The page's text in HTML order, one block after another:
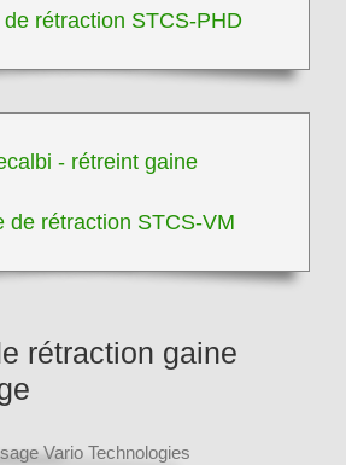
rétraction STCS-PHD
de rétraction STCS-VM
rétraction gaine